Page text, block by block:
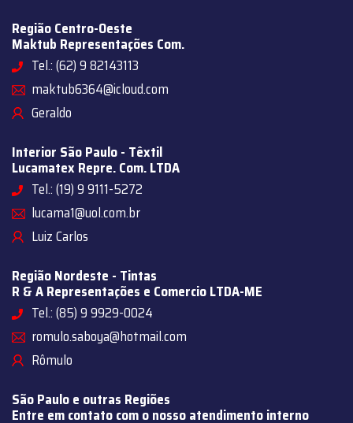
Região Centro-Oeste
Maktub Representações Com.
Tel.: (62) 9 82143113
maktub6364@icloud.com
Geraldo
Interior São Paulo - Têxtil
Lucamatex Repre. Com. LTDA
Tel.: (19) 9 9111-5272
lucama1@uol.com.br
Luiz Carlos
Região Nordeste - Tintas
R & A Representações e Comercio LTDA-ME
Tel.: (85) 9 9929-0024
romulo.saboya@hotmail.com
Rômulo
São Paulo e outras Regiões
Entre em contato com o nosso atendimento interno